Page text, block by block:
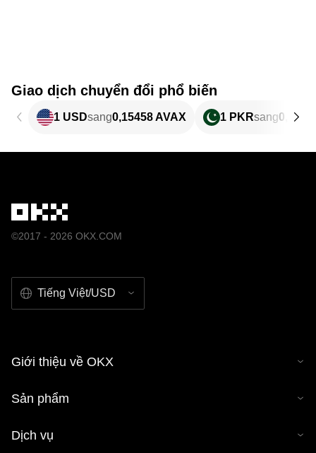
Giao dịch chuyển đổi phổ biến
1 USDsang0,15458 AVAX 1 PKRsang
©2017 - 2026 OKX.COM
Tiếng Việt/USD
Giới thiệu về OKX
Sản phẩm
Dịch vụ